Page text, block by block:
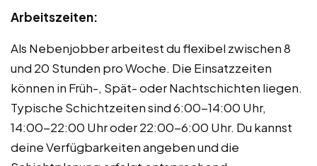
Arbeitszeiten:
Als Nebenjobber arbeitest du flexibel zwischen 8
und 20 Stunden pro Woche. Die Einsatzzeiten
können in Früh-, Spät- oder Nachtschichten liegen.
Typische Schichtzeiten sind 6:00-14:00 Uhr,
14:00-22:00 Uhr oder 22:00-6:00 Uhr. Du kannst
deine Verfügbarkeiten angeben und die